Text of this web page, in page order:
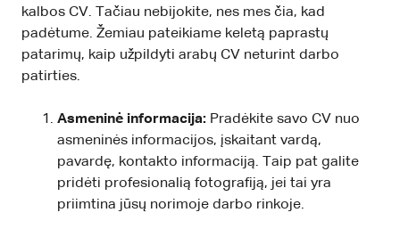
kalbos CV. Tačiau nebijokite, nes mes čia, kad
padėtume. Žemiau pateikiame keletą paprastų
patarimų, kaip užpildyti arabų CV neturint darbo
patirties.
Asmeninė informacija: Pradėkite savo CV nuo
asmeninės informacijos, įskaitant vardą,
pavardę, kontakto informaciją. Taip pat galite
pridėti profesionalią fotografiją, jei tai yra
priimtina jūsų norimoje darbo rinkoje.